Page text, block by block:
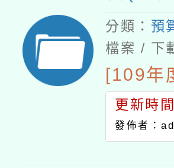
分類： 預
檔案 / 下
[109年
更新時
發佈者：